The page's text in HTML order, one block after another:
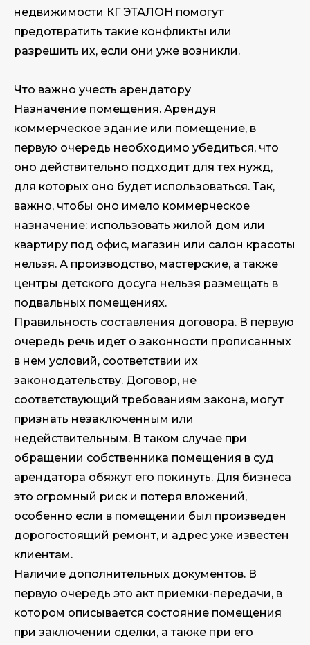
недвижимости КГ ЭТАЛОН помогут
предотвратить такие конфликты или
разрешить их, если они уже возникли.
Что важно учесть арендатору
Назначение помещения. Арендуя
коммерческое здание или помещение, в
первую очередь необходимо убедиться, что
оно действительно подходит для тех нужд,
для которых оно будет использоваться. Так,
важно, чтобы оно имело коммерческое
назначение: использовать жилой дом или
квартиру под офис, магазин или салон красоты
нельзя. А производство, мастерские, а также
центры детского досуга нельзя размещать в
подвальных помещениях.
Правильность составления договора. В первую
очередь речь идет о законности прописанных
в нем условий, соответствии их
законодательству. Договор, не
соответствующий требованиям закона, могут
признать незаключенным или
недействительным. В таком случае при
обращении собственника помещения в суд
арендатора обяжут его покинуть. Для бизнеса
это огромный риск и потеря вложений,
особенно если в помещении был произведен
дорогостоящий ремонт, и адрес уже известен
клиентам.
Наличие дополнительных документов. В
первую очередь это акт приемки-передачи, в
котором описывается состояние помещения
при заключении сделки, а также при его